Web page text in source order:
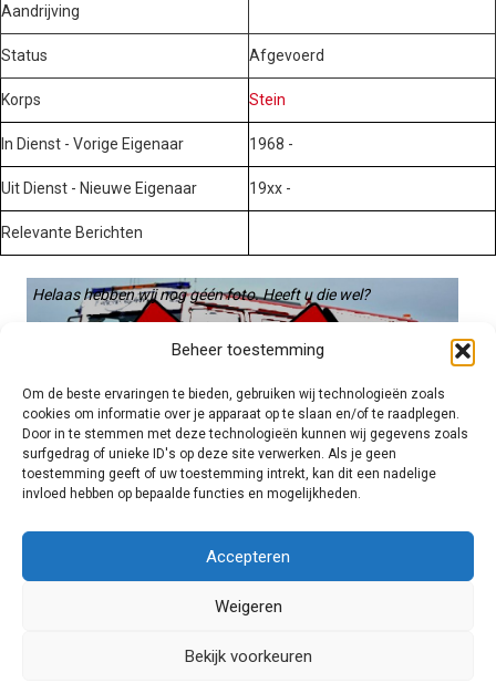
Beheer toestemming
Om de beste ervaringen te bieden, gebruiken wij technologieën zoals
cookies om informatie over je apparaat op te slaan en/of te raadplegen.
Door in te stemmen met deze technologieën kunnen wij gegevens zoals
surfgedrag of unieke ID's op deze site verwerken. Als je geen
toestemming geeft of uw toestemming intrekt, kan dit een nadelige
invloed hebben op bepaalde functies en mogelijkheden.
Accepteren
Weigeren
Bekijk voorkeuren
Aandrijving
Status Afgevoerd
Korps Stein
In Dienst - Vorige Eigenaar 1968 -
Uit Dienst - Nieuwe Eigenaar 19xx -
Relevante Berichten
Helaas hebben wij nog géén foto. Heeft u die wel?
Graag gebruiken we die. Stuur hem op naar:
voertuigen@hulpverleningsdiensten.nl